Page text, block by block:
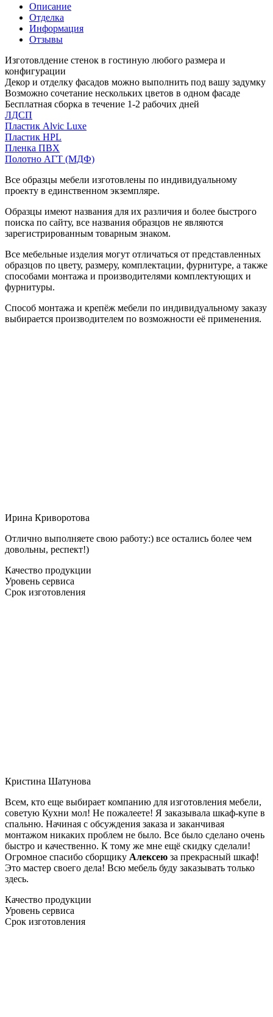
Описание
Отделка
Информация
Отзывы
Изготовлдение стенок в гостиную любого размера и
конфигурации
Декор и отделку фасадов можно выполнить под вашу задумку
Возможно сочетание нескольких цветов в одном фасаде
Бесплатная сборка в течение 1-2 рабочих дней
ЛДСП
Пластик Alvic Luxe
Пластик HPL
Пленка ПВХ
Полотно АГТ (МДФ)
Все образцы мебели изготовлены по индивидуальному
проекту в единственном экземпляре.
Образцы имеют названия для их различия и более быстрого
поиска по сайту, все названия образцов не являются
зарегистрированным товарным знаком.
Все мебельные изделия могут отличаться от представленных
образцов по цвету, размеру, комплектации, фурнитуре, а также
способами монтажа и производителями комплектующих и
фурнитуры.
Способ монтажа и крепёж мебели по индивидуальному заказу
выбирается производителем по возможности её применения.
Ирина Криворотова
Отлично выполняете свою работу:) все остались более чем
довольны, респект!)
Качество продукции
Уровень сервиса
Срок изготовления
Кристина Шатунова
Всем, кто еще выбирает компанию для изготовления мебели,
советую Кухни мол! Не пожалеете! Я заказывала шкаф-купе в
спальню. Начиная с обсуждения заказа и заканчивая
монтажом никаких проблем не было. Все было сделано очень
быстро и качественно. К тому же мне ещё скидку сделали!
Огромное спасибо сборщику Алексею за прекрасный шкаф!
Это мастер своего дела! Всю мебель буду заказывать только
здесь.
Качество продукции
Уровень сервиса
Срок изготовления